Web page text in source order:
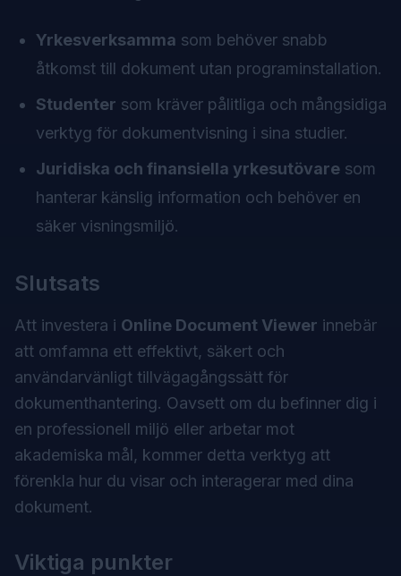
Yrkesverksamma som behöver snabb
åtkomst till dokument utan programinstallation.
Studenter som kräver pålitliga och mångsidiga
verktyg för dokumentvisning i sina studier.
Juridiska och finansiella yrkesutövare som
hanterar känslig information och behöver en
säker visningsmiljö.
Slutsats
Att investera i Online Document Viewer innebär
att omfamna ett effektivt, säkert och
användarvänligt tillvägagångssätt för
dokumenthantering. Oavsett om du befinner dig i
en professionell miljö eller arbetar mot
akademiska mål, kommer detta verktyg att
förenkla hur du visar och interagerar med dina
dokument.
Viktiga punkter